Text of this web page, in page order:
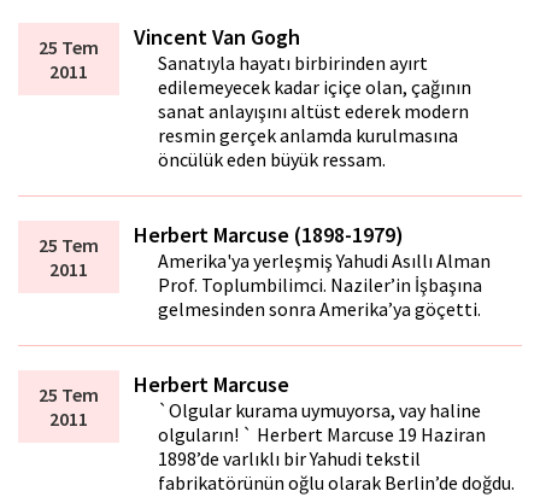
25 Tem
2011
Vincent Van Gogh
Sanatıyla hayatı birbirinden ayırt
edilemeyecek kadar içiçe olan, çağının
sanat anlayışını altüst ederek modern
resmin gerçek anlamda kurulmasına
öncülük eden büyük ressam.
25 Tem
2011
Herbert Marcuse (1898-1979)
Amerika'ya yerleşmiş Yahudi Asıllı Alman
Prof. Toplumbilimci. Naziler’in İşbaşına
gelmesinden sonra Amerika’ya göçetti.
25 Tem
2011
Herbert Marcuse
`Olgular kurama uymuyorsa, vay haline
olguların! ` Herbert Marcuse 19 Haziran
1898’de varlıklı bir Yahudi tekstil
fabrikatörünün oğlu olarak Berlin’de doğdu.